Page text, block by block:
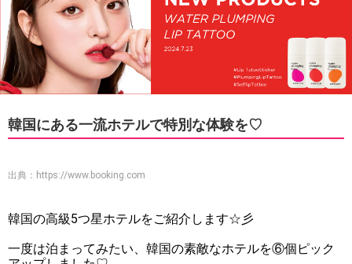
韓国にある一流ホテルで特別な体験を♡
出典： https://www.booking.com
韓国の高級5つ星ホテルをご紹介します☆彡
一度は泊まってみたい、韓国の素敵なホテルを⑥個ピック